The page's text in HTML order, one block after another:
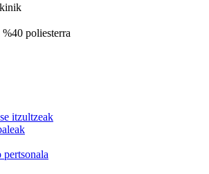
poliesterra
itzultzeak